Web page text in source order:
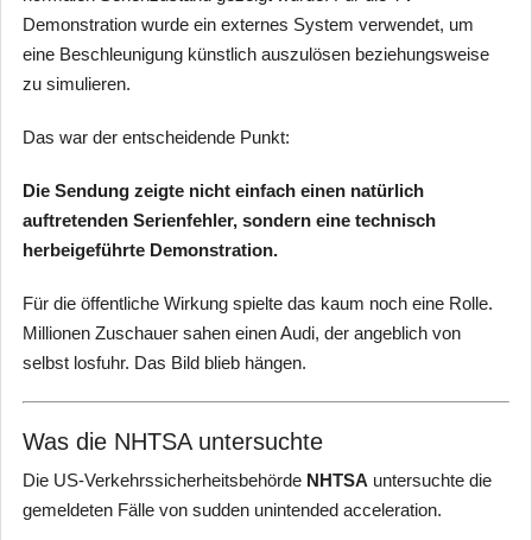
Demonstration wurde ein externes System verwendet, um
eine Beschleunigung künstlich auszulösen beziehungsweise
zu simulieren.
Das war der entscheidende Punkt:
Die Sendung zeigte nicht einfach einen natürlich
auftretenden Serienfehler, sondern eine technisch
herbeigeführte Demonstration.
Für die öffentliche Wirkung spielte das kaum noch eine Rolle.
Millionen Zuschauer sahen einen Audi, der angeblich von
selbst losfuhr. Das Bild blieb hängen.
Was die NHTSA untersuchte
Die US-Verkehrssicherheitsbehörde NHTSA untersuchte die
gemeldeten Fälle von sudden unintended acceleration.